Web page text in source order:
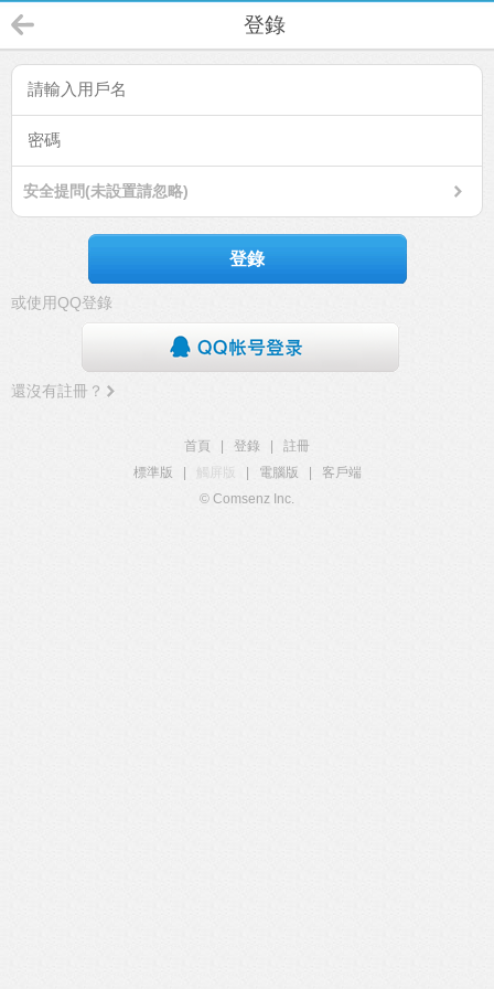
登錄
安全提問(未設置請忽略)
登錄
或使用QQ登錄
還沒有註冊？
首頁 登錄
註冊
標準版
觸屏版 電腦版
客戶端
© Comsenz Inc.